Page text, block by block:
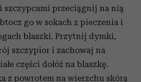
szczypcami przeciągnij na nią
go w sokach z pieczenia i
blaszki. Przytnij dymki,
szczypior i zachowaj na
części dołóż na blaszkę.
z powrotem na wierzchu skórą